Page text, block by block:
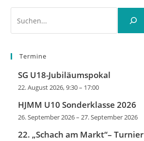
Termine
SG U18-Jubiläumspokal
22. August 2026, 9:30– 17:00
HJMM U10 Sonderklasse 2026
26. September 2026–27. September 2026
22. „Schach am Markt“– Turnier